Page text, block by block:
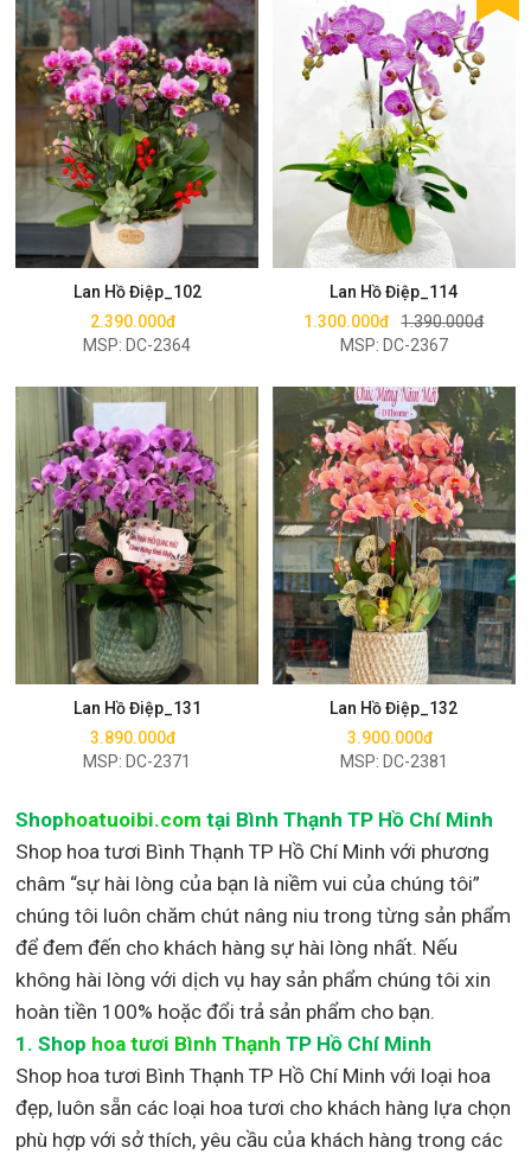
Lan Hồ Điệp_102
2.390.000đ
MSP: DC-2364
Mua ngay
Lan Hồ Điệp_114
1.300.000đ 1.390.000đ
MSP: DC-2367
Mua ngay
Lan Hồ Điệp_131
3.890.000đ
MSP: DC-2371
Mua ngay
Lan Hồ Điệp_132
3.900.000đ
MSP: DC-2381
Mua ngay
Shophoatuoibi.com tại Bình Thạnh TP Hồ Chí Minh
Shop hoa tươi Bình Thạnh TP Hồ Chí Minh với phương
châm “sự hài lòng của bạn là niềm vui của chúng tôi”
chúng tôi luôn chăm chút nâng niu trong từng sản phẩm
để đem đến cho khách hàng sự hài lòng nhất. Nếu
không hài lòng với dịch vụ hay sản phẩm chúng tôi xin
hoàn tiền 100% hoặc đổi trả sản phẩm cho bạn.
1.Shop hoa tươi Bình Thạnh TP Hồ Chí Minh
Shop hoa tươi Bình Thạnh TP Hồ Chí Minh với loại hoa
đẹp, luôn sẵn các loại hoa tươi cho khách hàng lựa chọn
phù hợp với sở thích, yêu cầu của khách hàng trong các